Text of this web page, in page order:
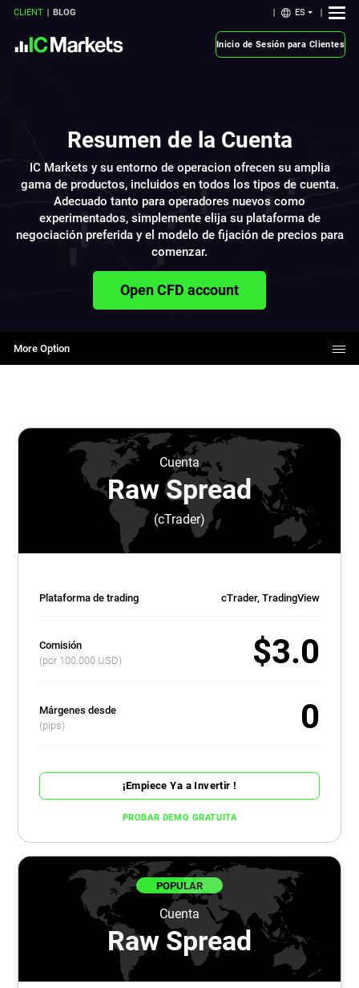
CLIENT BLOG ES
Inicio de Sesión para Clientes
Resumen de la Cuenta
IC Markets y su entorno de operacion ofrecen su amplia
gama de productos, incluidos en todos los tipos de cuenta.
Adecuado tanto para operadores nuevos como
experimentados, simplemente elija su plataforma de
negociación preferida y el modelo de fijación de precios para
comenzar.
Open CFD account
More Option
Cuenta
Raw Spread
(cTrader)
Plataforma de trading cTrader, TradingView
Comisión
(por 100.000 USD)
$3.0
Márgenes desde
(pips)
0
¡Empiece Ya a Invertir !
PROBAR DEMO GRATUITA
POPULAR
Cuenta
Raw Spread